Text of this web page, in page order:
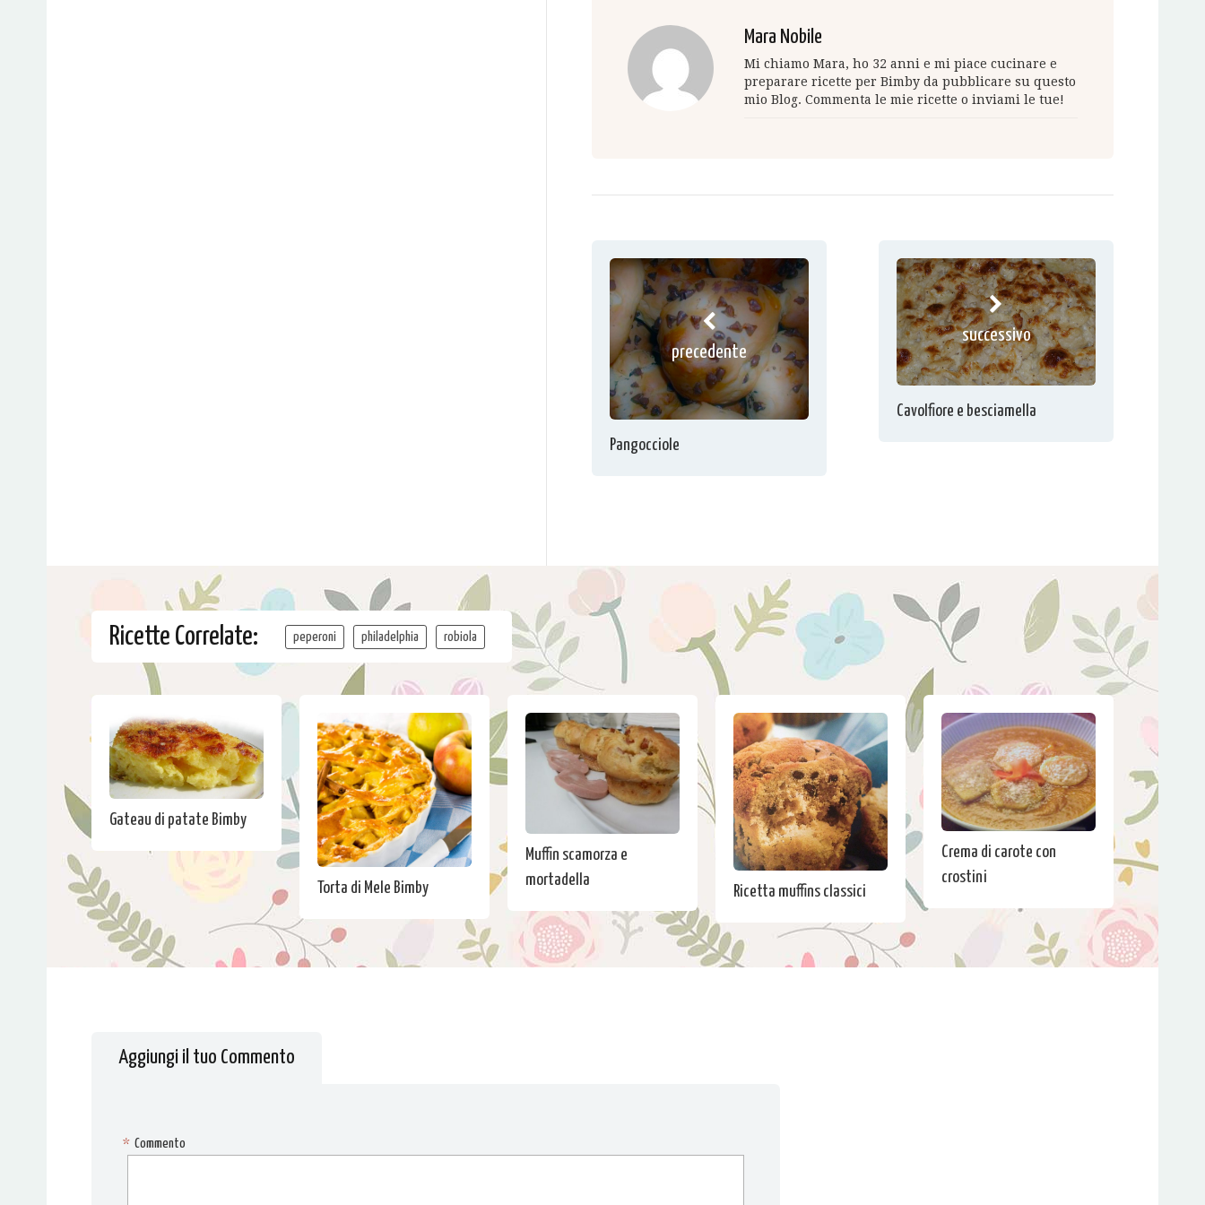
Mara Nobile
Mi chiamo Mara, ho 32 anni e mi piace cucinare e
preparare ricette per Bimby da pubblicare su questo
mio Blog. Commenta le mie ricette o inviami le tue!
precedente
Pangocciole
successivo
Cavolfiore e besciamella
Ricette Correlate: peperoni philadelphia robiola
Gateau di patate Bimby
Torta di Mele Bimby
Muffin scamorza e
mortadella
Ricetta muffins classici
Crema di carote con
crostini
Aggiungi il tuo Commento
Commento
*